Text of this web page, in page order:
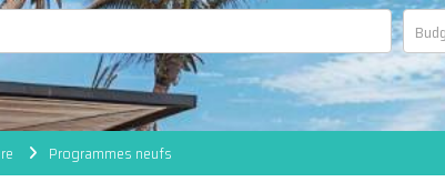
Programmes neufs